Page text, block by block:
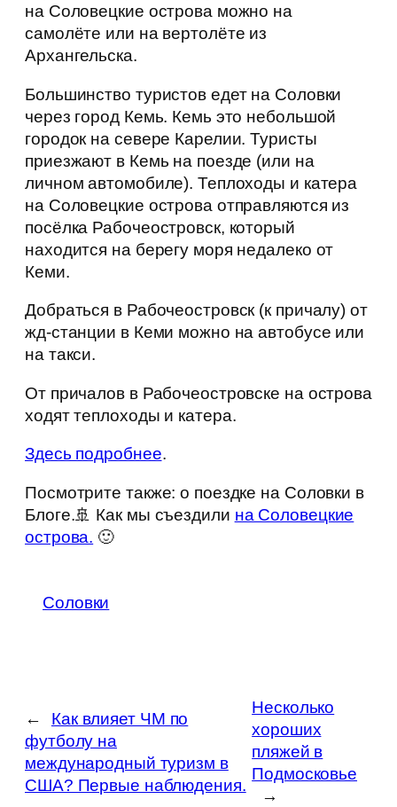
на Соловецкие острова можно на
самолёте или на вертолёте из
Архангельска.
Большинство туристов едет на Соловки
через город Кемь. Кемь это небольшой
городок на севере Карелии. Туристы
приезжают в Кемь на поезде (или на
личном автомобиле). Теплоходы и катера
на Соловецкие острова отправляются из
посёлка Рабочеостровск, который
находится на берегу моря недалеко от
Кеми.
Добраться в Рабочеостровск (к причалу) от
жд-станции в Кеми можно на автобусе или
на такси.
От причалов в Рабочеостровске на острова
ходят теплоходы и катера.
Здесь подробнее.
Посмотрите также: о поездке на Соловки в
Блоге.🚢 Как мы съездили на Соловецкие
острова. 🙂
Соловки
←
Как влияет ЧМ по
футболу на
международный туризм в
США? Первые наблюдения.
Несколько
хороших
пляжей в
Подмосковье
→